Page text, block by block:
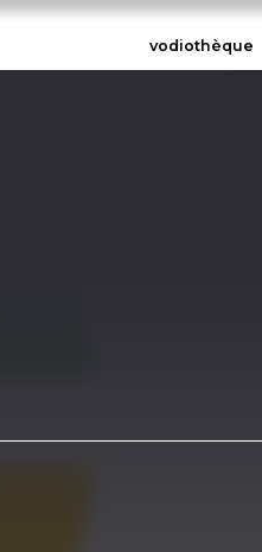
vodiothèque